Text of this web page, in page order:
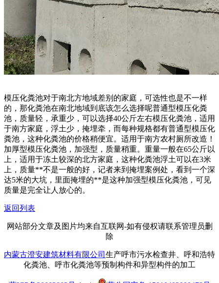
模压化粪池对于南北方地域差别的家庭，可选性也是不一样
的，那化粪池在南北地域到底该怎么选择呢普通型模压化粪
池，质量轻，承重少，可以选择40公斤左右模压化粪池，适用
于南方家庭，浮土少，掩埋牵，而每种规格都有普通型模压化
粪池，这种化粪池的价格稍便宜。适用于南方农村厕所改造！
加厚型模压化粪池，加强型，质量稍重。重量一般在65公斤以
上，适用于冻土较深的北方家庭，这种化粪池浮土可以在3米
上，质量**不是一般的好，记者来到掩埋案例处，看到一个深
达5米的大坑，里面掩埋的**是这种加强型模压化粪池，可见
质量是完全让人放心的。
返回列表
网站部分文章及图片均来自互联网-如有侵权请联系管理员删
除
内蒙古澄安建筑材料有限公司 生产呼市污水检查井、呼和浩特
化粪池、呼市化粪池等预制构件和异型构件的加工